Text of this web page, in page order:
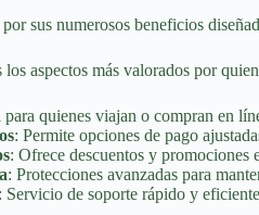
sus numerosos beneficios
aspectos más valorados por
para quienes viajan o compran en
: Permite opciones de pago
: Ofrece descuentos y promociones
: Protecciones avanzadas para
: Servicio de soporte rápido y